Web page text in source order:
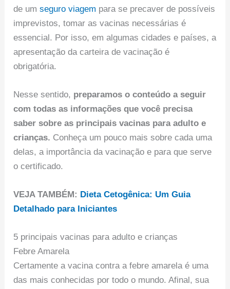
de umseguro viagem para se precaver de possíveis
imprevistos, tomar as vacinas necessárias é
essencial. Por isso, em algumas cidades e países, a
apresentação da carteira de vacinação é
obrigatória.
Nesse sentido, preparamos o conteúdo a seguir
com todas as informações que você precisa
saber sobre as principais vacinas para adulto e
crianças. Conheça um pouco mais sobre cada uma
delas, a importância da vacinação e para que serve
o certificado.
VEJA TAMBÉM: Dieta Cetogênica: Um Guia
Detalhado para Iniciantes
5 principais vacinas para adulto e crianças
Febre Amarela
Certamente a vacina contra a febre amarela é uma
das mais conhecidas por todo o mundo. Afinal, sua